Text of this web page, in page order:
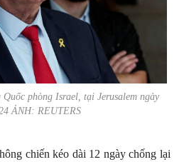
phòng Israel, tại Jerusalem ngày
ẢNH: REUTERS
chiến kéo dài 12 ngày chống lại